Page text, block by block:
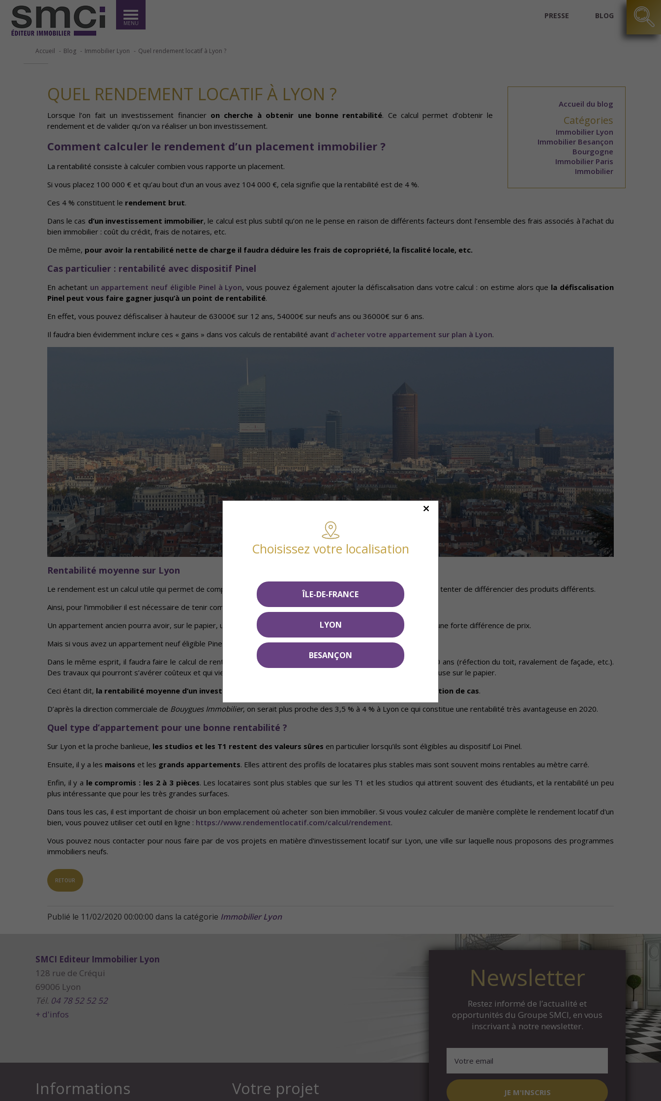
MENU
PRESSE BLOG
Accueil Blog Immobilier Lyon Quel rendement locatif à Lyon ?
Accueil du blog
Catégories
Immobilier Lyon
Immobilier Besançon
Bourgogne
Immobilier Paris
Immobilier
QUEL RENDEMENT LOCATIF À LYON ?
Lorsque l’on fait un investissement financier on cherche à obtenir une bonne rentabilité. Ce calcul permet d’obtenir le
rendement et de valider qu’on va réaliser un bon investissement.
Comment calculer le rendement d’un placement immobilier ?
La rentabilité consiste à calculer combien vous rapporte un placement.
Si vous placez 100 000 € et qu’au bout d’un an vous avez 104 000 €, cela signifie que la rentabilité est de 4 %.
Ces 4 % constituent le rendement brut.
Dans le cas d’un investissement immobilier, le calcul est plus subtil qu’on ne le pense en raison de différents facteurs dont l’ensemble des frais associés à l’achat du
bien immobilier : coût du crédit, frais de notaires, etc.
De même, pour avoir la rentabilité nette de charge il faudra déduire les frais de copropriété, la fiscalité locale, etc.
Cas particulier : rentabilité avec dispositif Pinel
En achetant un appartement neuf éligible Pinel à Lyon, vous pouvez également ajouter la défiscalisation dans votre calcul : on estime alors que la défiscalisation
Pinel peut vous faire gagner jusqu’à un point de rentabilité.
En effet, vous pouvez défiscaliser à hauteur de 63000€ sur 12 ans, 54000€ sur neufs ans ou 36000€ sur 6 ans.
Il faudra bien évidemment inclure ces « gains » dans vos calculs de rentabilité avant d'acheter votre appartement sur plan à Lyon.
Rentabilité moyenne sur Lyon
Le rendement est un calcul utile qui permet de comparer différents placements. Mais, il ne doit pas être utilisé pour tenter de différencier des produits différents.
Ainsi, pour l’immobilier il est nécessaire de tenir compte des emplacements et de l’état des appartements.
Un appartement ancien pourra avoir, sur le papier, un bien meilleur rendement qu’un appartement neuf en raison d’une forte différence de prix.
Mais si vous avez un appartement neuf éligible Pinel, il faut aussi bien en tenir compte.
Dans le même esprit, il faudra faire le calcul de rentabilité dans l’ancien en imaginant les travaux à faire dans les 10 ans (réfection du toit, ravalement de façade, etc.).
Des travaux qui pourront s’avérer coûteux et qui viendront amputer une rentabilité nette auparavant plus avantageuse sur le papier.
Ceci étant dit, la rentabilité moyenne d’un investissement immobilier à Lyon varie entre 2 % et 7 % en fonction de cas.
D’après la direction commerciale de Bouygues Immobilier, on serait plus proche des 3,5 % à 4 % à Lyon ce qui constitue une rentabilité très avantageuse en 2020.
Quel type d’appartement pour une bonne rentabilité ?
Sur Lyon et la proche banlieue, les studios et les T1 restent des valeurs sûres en particulier lorsqu’ils sont éligibles au dispositif Loi Pinel.
Ensuite, il y a les maisons et les grands appartements. Elles attirent des profils de locataires plus stables mais sont souvent moins rentables au mètre carré.
Enfin, il y a le compromis : les 2 à 3 pièces. Les locataires sont plus stables que sur les T1 et les studios qui attirent souvent des étudiants, et la rentabilité un peu
plus intéressante que pour les très grandes surfaces.
Dans tous les cas, il est important de choisir un bon emplacement où acheter son bien immobilier. Si vous voulez calculer de manière complète le rendement locatif d'un
bien, vous pouvez utiliser cet outil en ligne : https://www.rendementlocatif.com/calcul/rendement.
Vous pouvez nous contacter pour nous faire par de vos projets en matière d'investissement locatif sur Lyon, une ville sur laquelle nous proposons des programmes
immobiliers neufs.
RETOUR
Publié le 11/02/2020 00:00:00 dans la catégorie Immobilier Lyon
Choisissez votre localisation
ÎLE-DE-FRANCE
LYON
BESANÇON
SMCI Editeur Immobilier Lyon
128 rue de Créqui
69006 Lyon
Tél. 04 78 52 52 52
+ d'infos
Informations Votre projet
Newsletter
Restez informé de l’actualité et
opportunités du Groupe SMCI, en vous
inscrivant à notre newsletter.